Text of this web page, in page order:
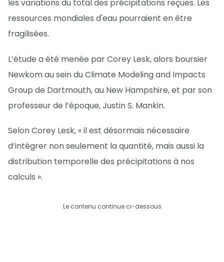
les variations du total des précipitations reçues. Les
ressources mondiales d'eau pourraient en être
fragilisées.
L’étude a été menée par Corey Lesk, alors boursier
Newkom au sein du Climate Modeling and Impacts
Group de Dartmouth, au New Hampshire, et par son
professeur de l’époque, Justin S. Mankin.
Selon Corey Lesk, « il est désormais nécessaire
d’intégrer non seulement la quantité, mais aussi la
distribution temporelle des précipitations à nos
calculs ».
Le contenu continue ci-dessous